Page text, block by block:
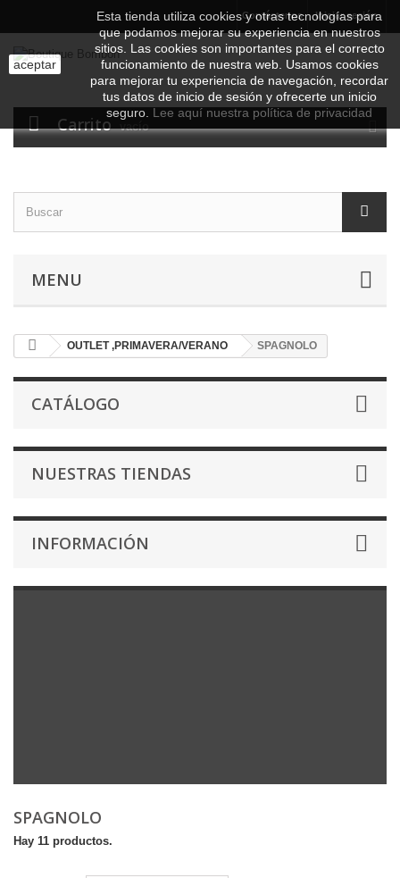
Iniciar sesión
Contáctenos
Carrito vacío
MENU
OUTLET ,PRIMAVERA/VERANO SPAGNOLO
CATÁLOGO
NUESTRAS TIENDAS
INFORMACIÓN
SPAGNOLO
Hay 11 productos.
aceptar
Esta tienda utiliza cookies y otras tecnologías para
que podamos mejorar su experiencia en nuestros
sitios. Las cookies son importantes para el correcto
funcionamiento de nuestra web. Usamos cookies
para mejorar tu experiencia de navegación, recordar
tus datos de inicio de sesión y ofrecerte un inicio
seguro. Lee aquí nuestra política de privacidad